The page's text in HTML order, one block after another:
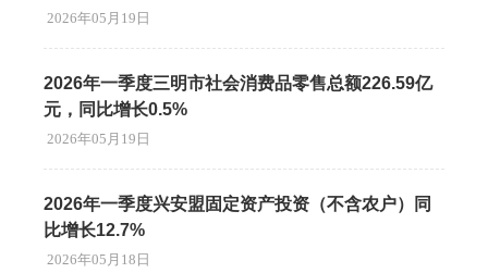
2026年05月19日
2026年一季度三明市社会消费品零售总额226.59亿
元，同比增长0.5%
2026年05月19日
2026年一季度兴安盟固定资产投资（不含农户）同
比增长12.7%
2026年05月18日